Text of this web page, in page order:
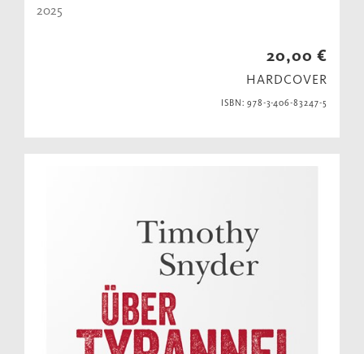
2025
20,00 €
HARDCOVER
ISBN: 978-3-406-83247-5